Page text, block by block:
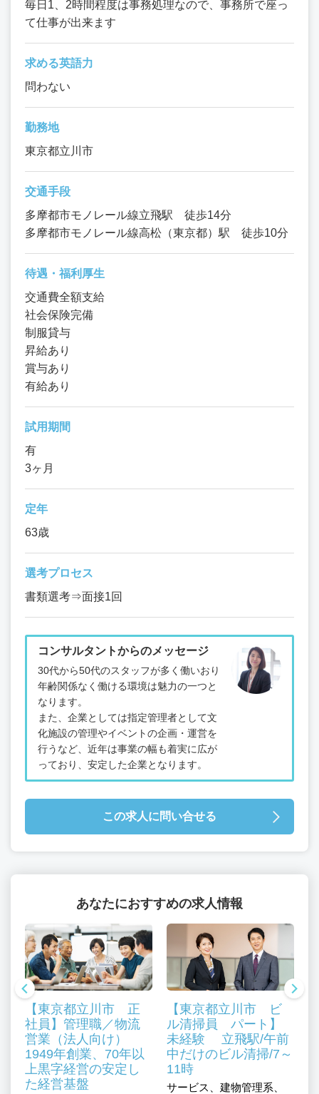
毎日1、2時間程度は事務処理なので、事務所で座っ
て仕事が出来ます
求める英語力
問わない
勤務地
東京都立川市
交通手段
多摩都市モノレール線立飛駅 徒歩14分
多摩都市モノレール線高松（東京都）駅 徒歩10分
待遇・福利厚生
交通費全額支給
社会保険完備
制服貸与
昇給あり
賞与あり
有給あり
試用期間
有
3ヶ月
定年
63歳
選考プロセス
書類選考⇒面接1回
コンサルタントからのメッセージ
30代から50代のスタッフが多く働いおり
年齢関係なく働ける環境は魅力の一つと
なります。
また、企業としては指定管理者として文
化施設の管理やイベントの企画・運営を
行うなど、近年は事業の幅も着実に広が
っており、安定した企業となります。
この求人に問い合せる
あなたにおすすめの求人情報
【東京都立川市 正
社員】管理職／物流
営業（法人向け）
1949年創業、70年以
上黒字経営の安定し
た経営基盤
【東京都立川市 ビ
ル清掃員 パート】
未経験 立飛駅/午前
中だけのビル清掃/7～
11時
サービス、建物管理系、